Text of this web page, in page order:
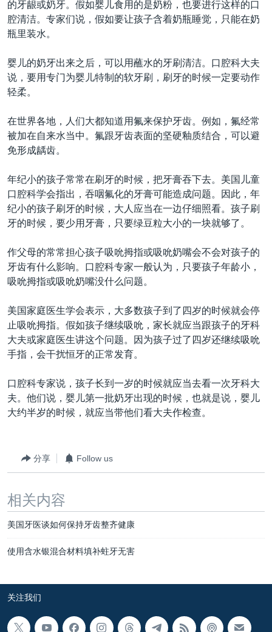
关注西藏
关注新疆
GEN Z 看美国
的牙龈或奶牙。假如婴儿食用的是奶粉，也要进行这样的口
腔清洁。专家们说，假如要让孩子含着奶瓶睡觉，只能在奶
瓶里装水。
婴儿的奶牙出来之后，可以用蘸水的牙刷清洁。口腔科大夫
说，要用专门为婴儿特制的软牙刷，刷牙的时候一定要动作
轻柔。
在世界各地，人们大都知道用氟来保护牙齿。例如，氟经常
被加在自来水当中。氟跟牙齿表面的坚硬釉质结合，可以避
免形成龋齿。
年纪小的孩子常常在刷牙的时候，把牙膏吞下去。美国儿童
口腔科学会指出，吞咽氟化的牙膏可能造成问题。因此，年
纪小的孩子刷牙的时候，大人应当在一边仔细照看。孩子刷
牙的时候，要少用牙膏，只要绿豆粒大小的一块就够了。
作父母的常常担心孩子吸吮拇指或吸吮奶嘴会不会对孩子的
牙齿有什么影响。口腔科专家一般认为，只要孩子年龄小，
吸吮拇指或吸吮奶嘴没什么问题。
美国家庭医生学会表示，大多数孩子到了四岁的时候就会停
止吸吮拇指。假如孩子继续吸吮，家长就应当跟孩子的牙科
大夫或家庭医生讲这个问题。因为孩子过了四岁还继续吸吮
手指，会干扰恒牙的正常发育。
口腔科专家说，孩子长到一岁的时候就应当去看一次牙科大
夫。他们说，婴儿第一批奶牙出现的时候，也就是说，婴儿
大约半岁的时候，就应当带他们看大夫作检查。
分享 Follow us
相关内容
美国牙医谈如何保持牙齿整齐健康
使用含水银混合材料填补蛀牙无害
关注我们